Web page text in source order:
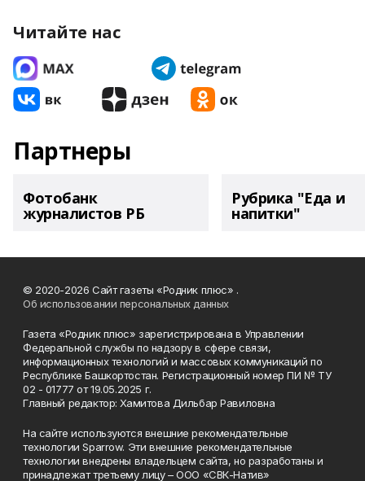
Читайте нас
Партнеры
Фотобанк
журналистов РБ
Рубрика "Еда и
напитки"
© 2020-2026 Сайт газеты «Родник плюс» .
Об использовании персональных данных
Газета «Родник плюс» зарегистрирована в Управлении
Федеральной службы по надзору в сфере связи,
информационных технологий и массовых коммуникаций по
Республике Башкортостан. Регистрационный номер ПИ № ТУ
02 - 01777 от 19.05.2025 г.
Главный редактор: Хамитова Дильбар Равиловна
На сайте используются внешние рекомендательные
технологии Sparrow. Эти внешние рекомендательные
технологии внедрены владельцем сайта, но разработаны и
принадлежат третьему лицу – ООО «СВК-Натив»